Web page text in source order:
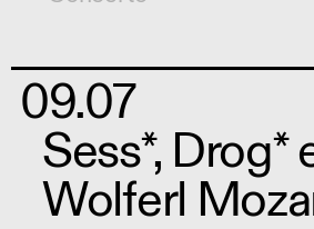
09.07
Sess*, Drog*
Wolferl